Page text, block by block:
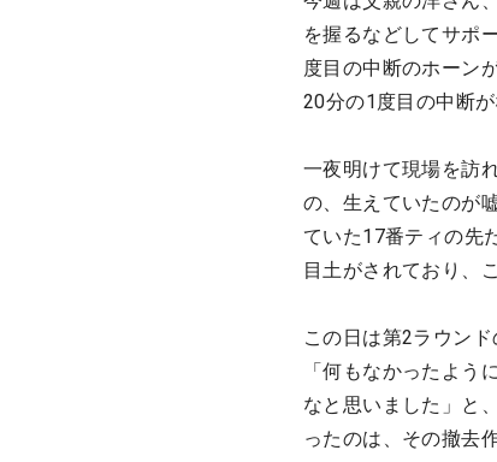
を握るなどしてサポ
度目の中断のホーン
20分の1度目の中断
一夜明けて現場を訪
の、生えていたのが
ていた17番ティの先
目土がされており、
この日は第2ラウン
「何もなかったよう
なと思いました」と
ったのは、その撤去